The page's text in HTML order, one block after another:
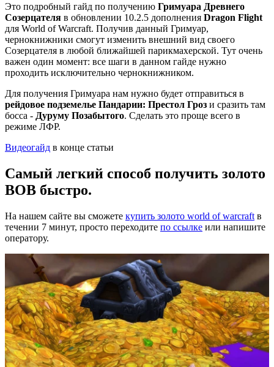
Это подробный гайд по получению Гримуара Древнего
Созерцателя в обновлении 10.2.5 дополнения Dragon Flight
для World of Warcraft. Получив данный Гримуар,
чернокнижники смогут изменить внешний вид своего
Созерцателя в любой ближайшей парикмахерской. Тут очень
важен один момент: все шаги в данном гайде нужно
проходить исключительно чернокнижником.
Для получения Гримуара нам нужно будет отправиться в
рейдовое подземелье Пандарии: Престол Гроз и сразить там
босса - Дуруму Позабытого. Сделать это проще всего в
режиме ЛФР.
Видеогайд в конце статьи
Самый легкий способ получить золото
ВОВ быстро.
На нашем сайте вы сможете купить золото world of warcraft в
течении 7 минут, просто переходите по ссылке или напишите
оператору.